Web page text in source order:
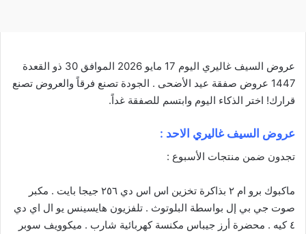
عروض السيف غاليري اليوم 17 مايو 2026 الموافق 30 ذو القعدة
1447 عروض صفقة عيد الأضحى . الجودة تصنع فرقاً والعروض تصنع
قرارك! اختر الذكاء اليوم وابتسم للصفقة غداً.
عروض السيف غاليري الاحد :
تجدون ضمن منتجات الأسبوع :
ماكبوك برو ام ٢ بذاكرة تخزين اس اس دي ٢٥٦ جيجا بايت . مكبر
صوت جي بي إل بواسطة البلوتوث . تلفزيون هايسينس يو ال اي دي
٤ كيه . محضرة أرز جيباس مكنسة كهربائية شارب . ميكوويف سوبر